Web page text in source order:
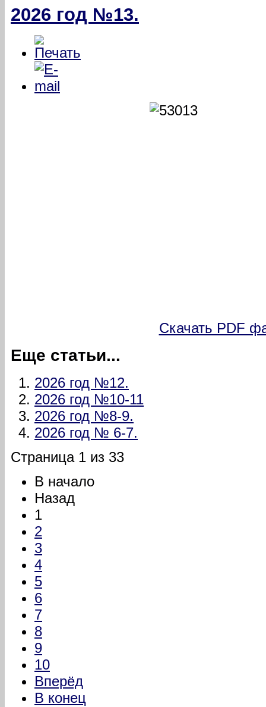
2026 год №13.
Скачать PDF
Еще статьи...
2026 год №12.
2026 год №10-11
2026 год №8-9.
2026 год № 6-7.
Страница 1 из 33
В начало
Назад
1
2
3
4
5
6
7
8
9
10
Вперёд
В конец